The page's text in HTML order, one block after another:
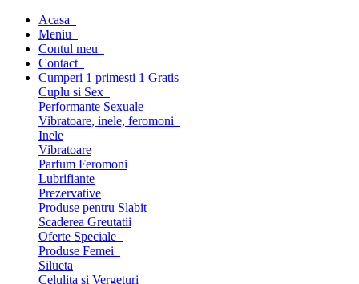
Acasa
Meniu
Contul meu
Contact
Cumperi 1 primesti 1 Gratis
Cuplu si Sex
Performante Sexuale
Vibratoare, inele, feromoni
Inele
Vibratoare
Parfum Feromoni
Lubrifiante
Prezervative
Produse pentru Slabit
Scaderea Greutatii
Oferte Speciale
Produse Femei
Silueta
Celulita si Vergeturi